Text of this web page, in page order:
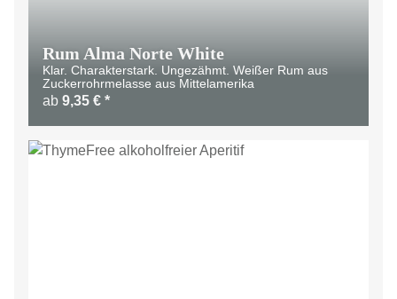
Rum Alma Norte White
Klar. Charakterstark. Ungezähmt. Weißer Rum aus
Zuckerrohrmelasse aus Mittelamerika
ab 9,35 € *